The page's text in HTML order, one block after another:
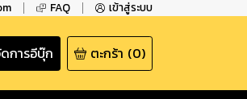
FAQ เข้าสู่ระบบ
การอีบุ๊ก ตะกร้า (0)